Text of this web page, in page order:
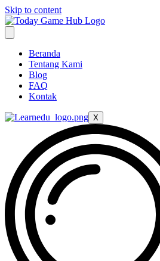
Skip to content
Beranda
Tentang Kami
Blog
FAQ
Kontak
X